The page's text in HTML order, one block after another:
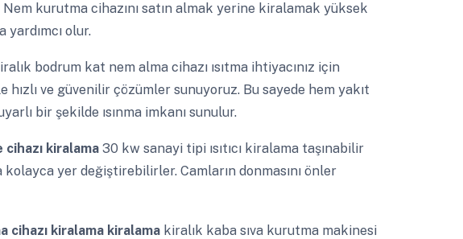
kurutma cihazını satın almak yerine kiralamak yüksek
olur.
bodrum kat nem alma cihazı ısıtma ihtiyacınız için
hızlı ve güvenilir çözümler sunuyoruz. Bu sayede hem yakıt
bir şekilde ısınma imkanı sunulur.
kiralama 30 kw sanayi tipi ısıtıcı kiralama taşınabilir
yer değiştirebilirler. Camların donmasını önler
cihazı kiralama kiralama kiralık kaba sıva kurutma makinesi